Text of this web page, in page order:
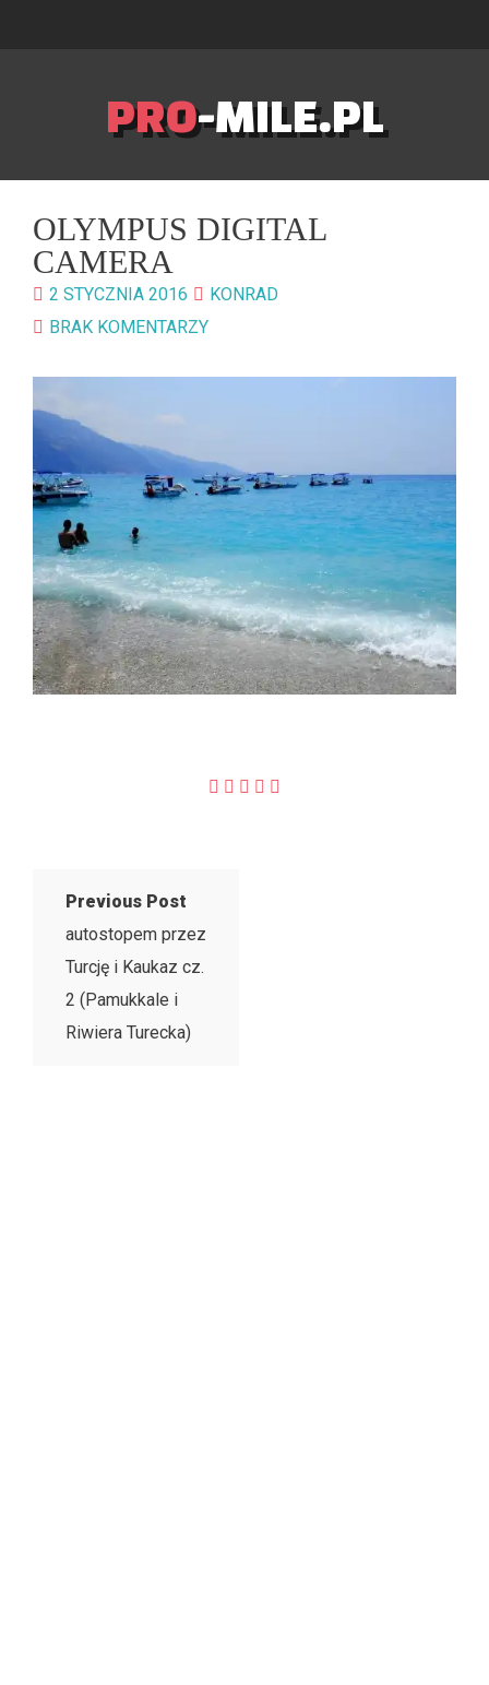
PRO-MILE.PL
OLYMPUS DIGITAL
CAMERA
2 STYCZNIA 2016
KONRAD
BRAK KOMENTARZY
Previous Post
autostopem przez
Turcję i Kaukaz cz.
2 (Pamukkale i
Riwiera Turecka)